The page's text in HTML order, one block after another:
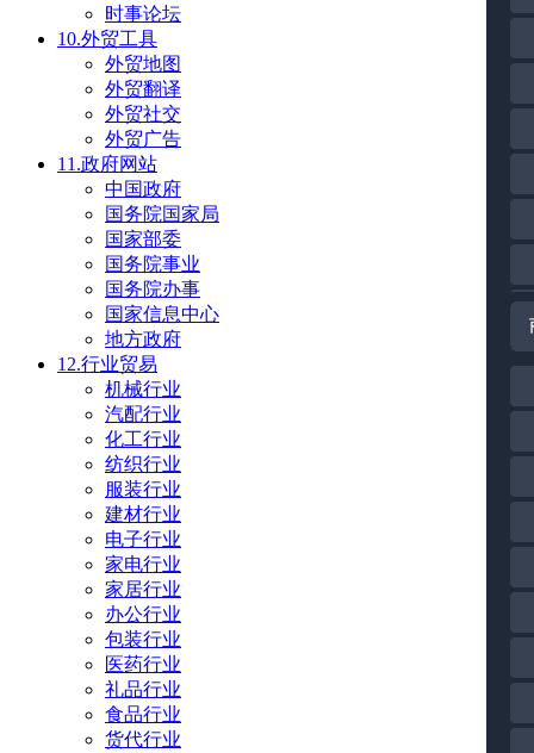
时事论坛
10.外贸工具
外贸地图
外贸翻译
外贸社交
外贸广告
11.政府网站
中国政府
国务院国家局
国家部委
国务院事业
国务院办事
国家信息中心
地方政府
12.行业贸易
机械行业
汽配行业
化工行业
纺织行业
服装行业
建材行业
电子行业
家电行业
家居行业
办公行业
包装行业
医药行业
礼品行业
食品行业
货代行业